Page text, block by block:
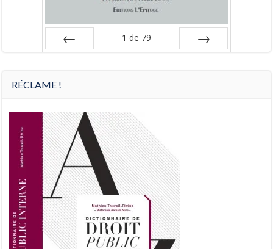
1 de 79
RÉCLAME !